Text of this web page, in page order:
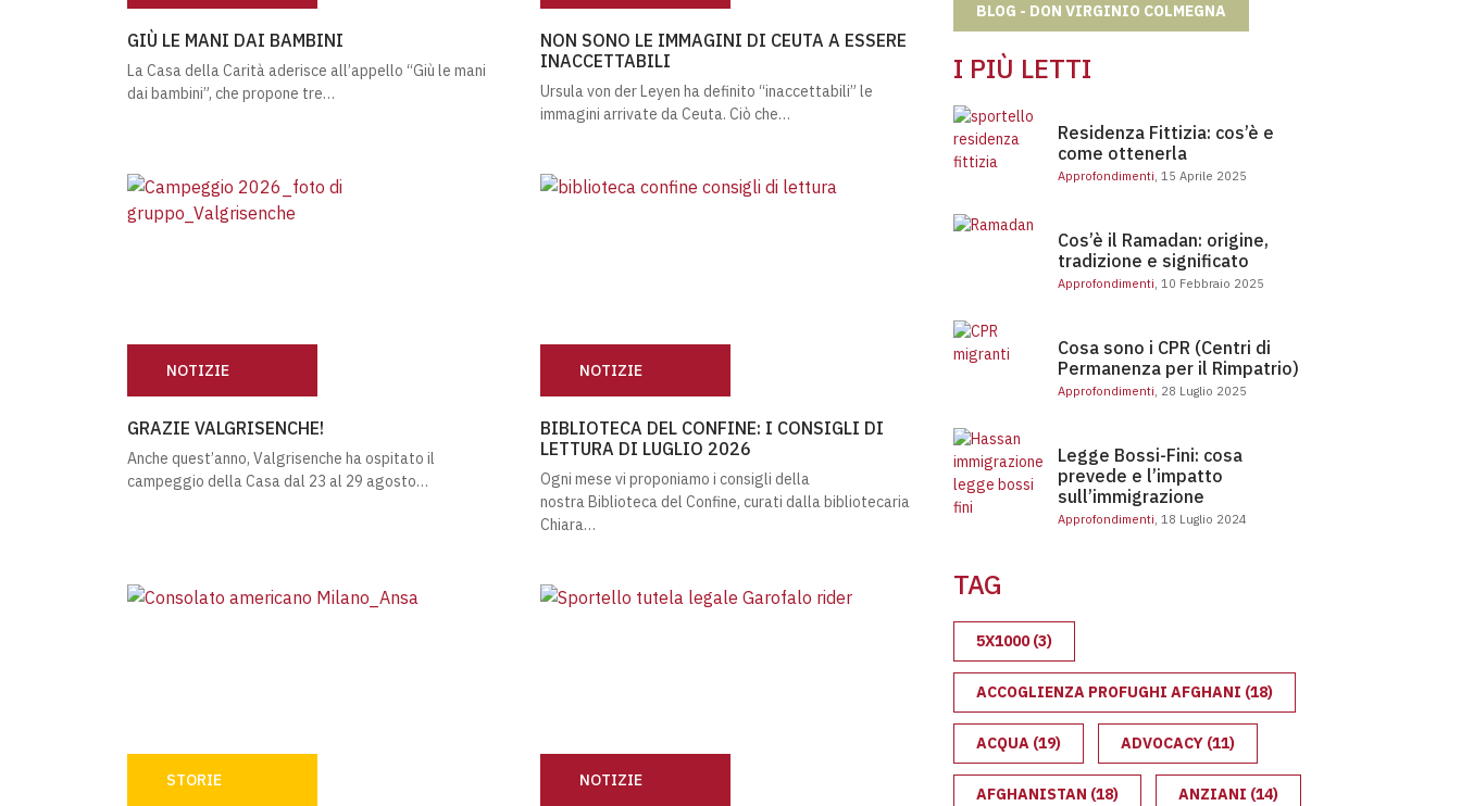
GIÙ LE MANI DAI BAMBINI
La Casa della Carità aderisce all’appello “Giù le mani
dai bambini”, che propone tre…
NON SONO LE IMMAGINI DI CEUTA A ESSERE INACCETTABILI
NON SONO LE IMMAGINI DI CEUTA A ESSERE
INACCETTABILI
Ursula von der Leyen ha definito “inaccettabili” le
immagini arrivate da Ceuta. Ciò che…
NOTIZIE
GRAZIE VALGRISENCHE!
Anche quest’anno, Valgrisenche ha ospitato il
campeggio della Casa dal 23 al 29 agosto…
NOTIZIE
BIBLIOTECA DEL CONFINE: I CONSIGLI DI
LETTURA DI LUGLIO 2026
Ogni mese vi proponiamo i consigli della
nostra Biblioteca del Confine, curati dalla bibliotecaria
Chiara…
STORIE NOTIZIE
BLOG - DON VIRGINIO COLMEGNA
I PIÙ LETTI
Residenza Fittizia: cos’è e
come ottenerla
Approfondimenti, 15 Aprile 2025
Cos’è il Ramadan: origine,
tradizione e significato
Approfondimenti, 10 Febbraio 2025
Cosa sono i CPR (Centri di
Permanenza per il Rimpatrio)
Approfondimenti, 28 Luglio 2025
Legge Bossi-Fini: cosa prevede e l’impatto sull’immigrazione
Legge Bossi-Fini: cosa
prevede e l’impatto
sull’immigrazione
Approfondimenti, 18 Luglio 2024
TAG
5X1000(3)
ACCOGLIENZA PROFUGHI AFGHANI (18)
ACQUA (19) ADVOCACY (11)
AFGHANISTAN (18) ANZIANI (14)